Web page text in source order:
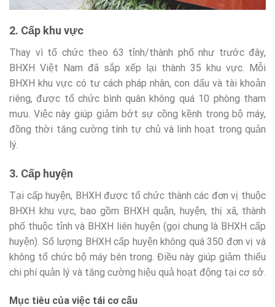
2. Cấp khu vực
Thay vì tổ chức theo 63 tỉnh/thành phố như trước đây,
BHXH Việt Nam đã sắp xếp lại thành 35 khu vực. Mỗi
BHXH khu vực có tư cách pháp nhân, con dấu và tài khoản
riêng, được tổ chức bình quân không quá 10 phòng tham
mưu. Việc này giúp giảm bớt sự cồng kềnh trong bộ máy,
đồng thời tăng cường tính tự chủ và linh hoạt trong quản
lý.
3. Cấp huyện
Tại cấp huyện, BHXH được tổ chức thành các đơn vị thuộc
BHXH khu vực, bao gồm BHXH quận, huyện, thị xã, thành
phố thuộc tỉnh và BHXH liên huyện (gọi chung là BHXH cấp
huyện). Số lượng BHXH cấp huyện không quá 350 đơn vị và
không tổ chức bộ máy bên trong. Điều này giúp giảm thiểu
chi phí quản lý và tăng cường hiệu quả hoạt động tại cơ sở.
Mục tiêu của việc tái cơ cấu